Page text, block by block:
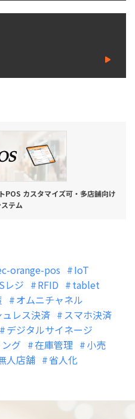
POS カスタマイズ可・多店舗向け
テム
orange-pos
IoT
レジ RFID
tablet
オムニチャネル
レス決済
スマホ決済
デジタルサイネージ
グ 在庫管理
小売
人店舗
省人化